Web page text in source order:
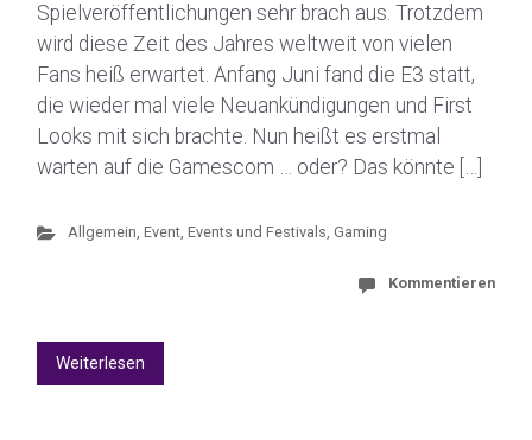
Spielveröffentlichungen sehr brach aus. Trotzdem
wird diese Zeit des Jahres weltweit von vielen
Fans heiß erwartet. Anfang Juni fand die E3 statt,
die wieder mal viele Neuankündigungen und First
Looks mit sich brachte. Nun heißt es erstmal
warten auf die Gamescom … oder? Das könnte […]
Allgemein, Event, Events und Festivals, Gaming
Kommentieren
Weiterlesen